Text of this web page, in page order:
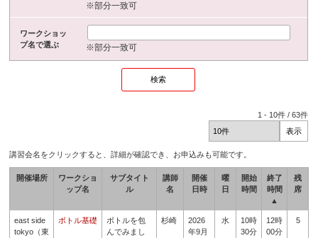
※部分一致可
ワークショッ
プ名で選ぶ
※部分一致可
1 - 10件 /63件
講習会名をクリックすると、詳細が確認でき、お申込みも可能です。
開催場所
ワークショ
ップ名
サブタイト
ル
講師
名
開催
日時
曜
日
開始
時間
終了
時間
▲
残
席
east side
tokyo（東
ボトル基礎
ボトルを包
んでみまし
杉崎
2026
年9月
水
10時
30分
12時
00分
5